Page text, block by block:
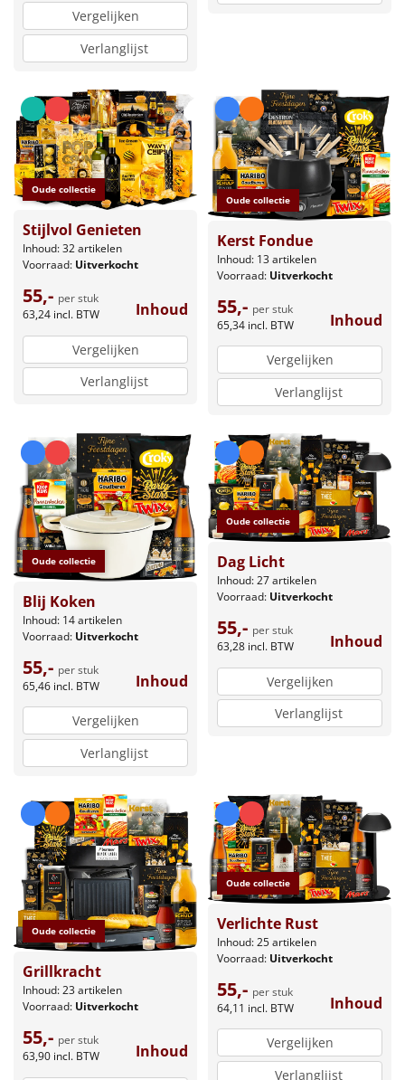
Vergelijken
Verlanglijst
Oude collectie
Stijlvol Genieten
Inhoud: 32 artikelen
Voorraad: Uitverkocht
55,- per stuk
63,24 incl. BTW Inhoud
Vergelijken
Verlanglijst
Oude collectie
Kerst Fondue
Inhoud: 13 artikelen
Voorraad: Uitverkocht
55,- per stuk
65,34 incl. BTW Inhoud
Vergelijken
Verlanglijst
Oude collectie
Blij Koken
Inhoud: 14 artikelen
Voorraad: Uitverkocht
55,- per stuk
65,46 incl. BTW Inhoud
Vergelijken
Verlanglijst
Oude collectie
Dag Licht
Inhoud: 27 artikelen
Voorraad: Uitverkocht
55,- per stuk
63,28 incl. BTW Inhoud
Vergelijken
Verlanglijst
Oude collectie
Grillkracht
Inhoud: 23 artikelen
Voorraad: Uitverkocht
55,- per stuk
63,90 incl. BTW Inhoud
Oude collectie
Verlichte Rust
Inhoud: 25 artikelen
Voorraad: Uitverkocht
55,- per stuk
64,11 incl. BTW Inhoud
Vergelijken
Verlanglijst